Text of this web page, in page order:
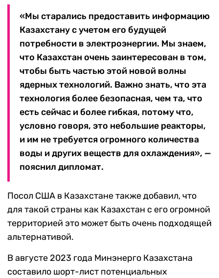
«Мы старались предоставить информацию
Казахстану с учетом его будущей
потребности в электроэнергии. Мы знаем,
что Казахстан очень заинтересован в том,
чтобы быть частью этой новой волны
ядерных технологий. Важно знать, что эта
технология более безопасная, чем та, что
есть сейчас и более гибкая, потому что,
условно говоря, это небольшие реакторы,
и им не требуется огромного количества
воды и других веществ для охлаждения», —
пояснил дипломат.
Посол США в Казахстане также добавил, что
для такой страны как Казахстан с его огромной
территорией это может быть очень подходящей
альтернативой.
В августе 2023 года Минэнерго Казахстана
составило шорт-лист потенциальных